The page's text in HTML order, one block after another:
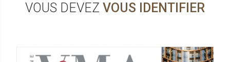
VOUS DEVEZ VOUS IDENTIFIER